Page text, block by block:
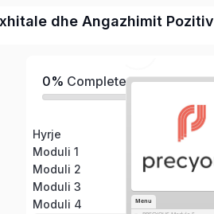
dhe Angazhimit Pozitiv
0% Completed
Hyrje
Moduli 1
Moduli 2
Moduli 3
Moduli 4